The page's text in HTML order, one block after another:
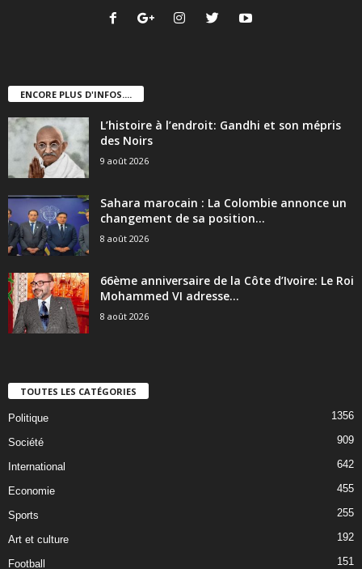
ENCORE PLUS D'INFOS....
L’histoire à l’endroit: Gandhi et son mépris
des Noirs
9 août 2026
Sahara marocain : La Colombie annonce un
changement de sa position...
8 août 2026
66ème anniversaire de la Côte d’Ivoire: Le Roi
Mohammed VI adresse...
8 août 2026
TOUTES LES CATÉGORIES
Politique 1356
Société 909
International 642
Economie 455
Sports 255
Art et culture 192
Football 151